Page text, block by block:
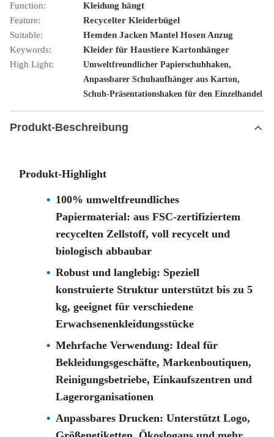
Function:
Kleidung hängt
Feature:
Recycelter Kleiderbügel
Suitable:
Hemden Jacken Mantel Hosen Anzug
Keywords:
Kleider für Haustiere Kartonhänger
High Light:
Umweltfreundlicher Papierschuhhaken,
Anpassbarer Schuhaufhänger aus Karton,
Schuh-Präsentationshaken für den Einzelhandel
Produkt-Beschreibung
Produkt-Highlight
100% umweltfreundliches
Papiermaterial: aus FSC-zertifiziertem
recycelten Zellstoff, voll recycelt und
biologisch abbaubar
Robust und langlebig: Speziell
konstruierte Struktur unterstützt bis zu 5
kg, geeignet für verschiedene
Erwachsenenkleidungsstücke
Mehrfache Verwendung: Ideal für
Bekleidungsgeschäfte, Markenboutiquen,
Reinigungsbetriebe, Einkaufszentren und
Lagerorganisationen
Anpassbares Drucken: Unterstützt Logo,